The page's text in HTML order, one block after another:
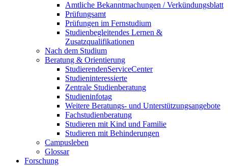
Amtliche Bekanntmachungen / Verkündungsblatt
Prüfungsamt
Prüfungen im Fernstudium
Studienbegleitendes Lernen &
Zusatzqualifikationen
Nach dem Studium
Beratung & Orientierung
StudierendenServiceCenter
Studieninteressierte
Zentrale Studienberatung
Studieninfotag
Weitere Beratungs- und Unterstützungsangebote
Fachstudienberatung
Studieren mit Kind und Familie
Studieren mit Behinderungen
Campusleben
Glossar
Forschung